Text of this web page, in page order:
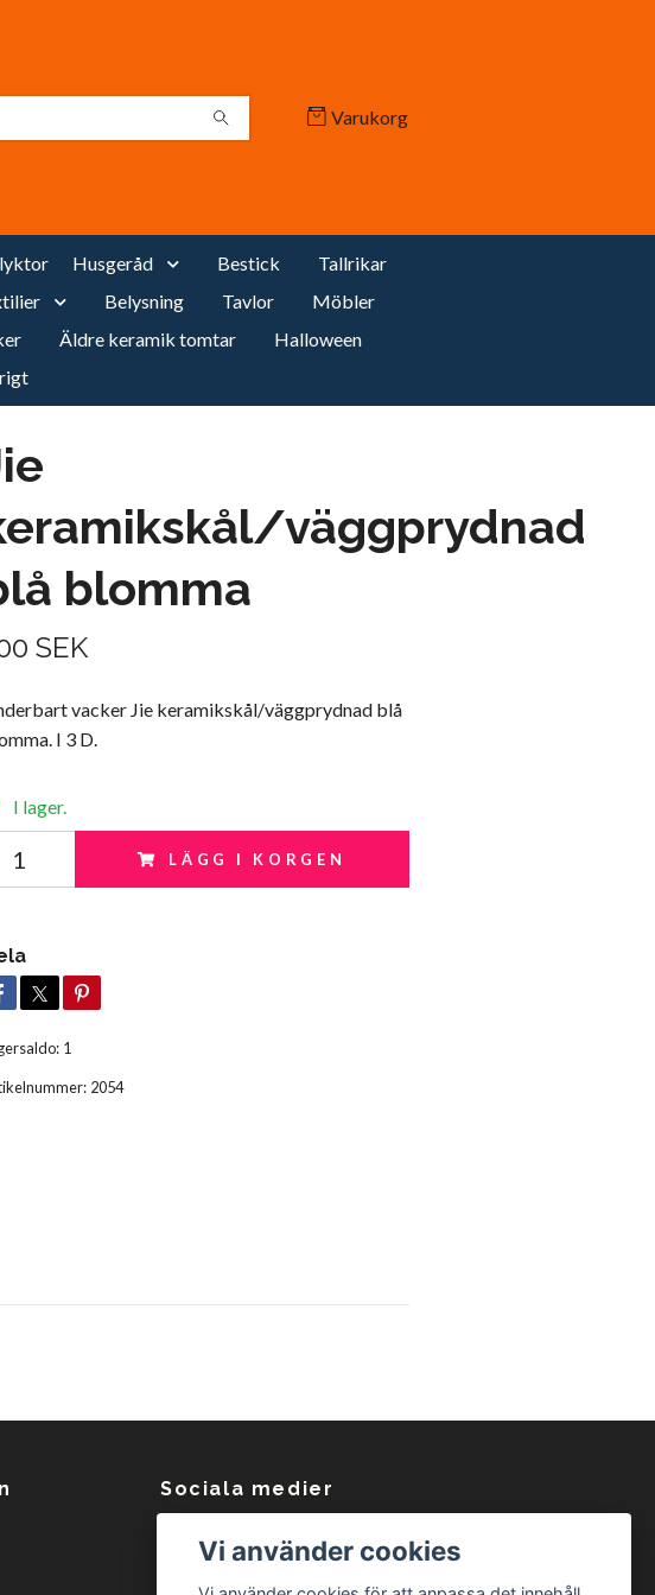
Varukorg
Husgeråd Bestick
Tallrikar
Belysning Tavlor
Möbler
Äldre keramik tomtar
Halloween
väggprydnad
blomma
SEK
vacker Jie keramikskål/väggprydnad blå
I 3 D.
I lager.
LÄGG I KORGEN
1
2054
Sociala medier
Facebook
Vi använder cookies